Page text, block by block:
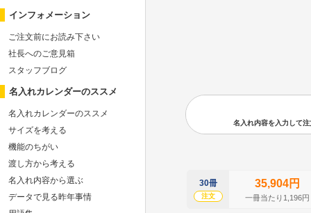
名入れ内容を入力して
30冊
注文
35,904円
一冊当たり1,196円
インフォメーション
ご注文前にお読み下さい
社長へのご意見箱
スタッフブログ
名入れカレンダーのススメ
名入れカレンダーのススメ
サイズを考える
機能のちがい
渡し方から考える
名入れ内容から選ぶ
データで見る昨年事情